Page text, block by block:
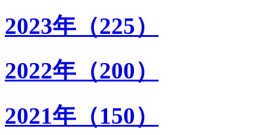
2023年（225）
2022年（200）
2021年（150）